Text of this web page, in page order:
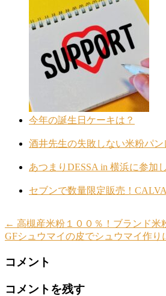
今年の誕生日ケーキは？
酒井先生の失敗しない米粉パン
あつまりDESSA in 横浜に参加
セブンで数量限定販売！
← 高槻産米粉１００％！ブランド米
GFシュウマイの皮でシュウマイ作り
コメント
コメントを残す